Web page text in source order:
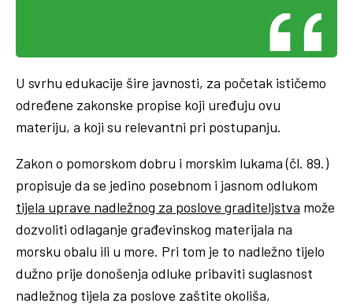
U svrhu edukacije šire javnosti, za početak ističemo
određene zakonske propise koji uređuju ovu
materiju, a koji su relevantni pri postupanju.
Zakon o pomorskom dobru i morskim lukama (čl. 89.)
propisuje da se jedino posebnom i jasnom odlukom
tijela uprave nadležnog za poslove graditeljstva može
dozvoliti odlaganje građevinskog materijala na
morsku obalu ili u more. Pri tom je to nadležno tijelo
dužno prije donošenja odluke pribaviti suglasnost
nadležnog tijela za poslove zaštite okoliša,